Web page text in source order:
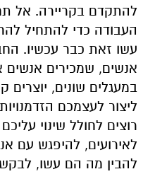
להתקדם בקריירה. אל
העבודה כדי להתחיל
עשו זאת כבר עכשיו.
אנשים, שמכירים אנשים
במעגלים שונים,
ליצור לעצמכם
רוצים לחולל שינוי
לאירועים, להיפגש עם
להבין מה הם עשו,